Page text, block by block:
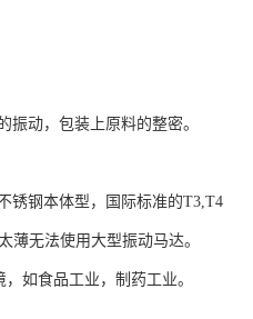
动，包装上原料的整密。
钢本体型，国际标准的T3,T4
薄无法使用大型振动马达。
如食品工业，制药工业。